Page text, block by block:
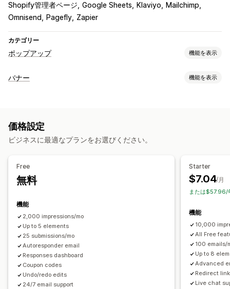
Shopify管理者ページ Google Sheets Klaviyo
Mailchimp
Omnisend
Pagefly Zapier
カテゴリー
ポップアップ 機能を表示
ポップアップ種類
年齢認証 同意ポップアップ
カスタムポップアップ
ポップアップ管理
編集ツール
カスタムフォント
トリガーとルール
オートメーション
バナー 機能を表示
複数のお知らせ
色とフォント
パフォーマンス追跡
価格設定
ビジネスに最適なプランをお選びください。
Free
無料
機能
2,000 impressions/mo
Up to 5 elements
25 submissions/mo
Autoresponder email
Responses dashboard
Coupon codes
Undo/redo edits
24/7 email support
Starter
$7.04/月
または$57.96/
機能
10,000
All Free
100 emails/
Up to 8
Advanced
Redirect
Live chat